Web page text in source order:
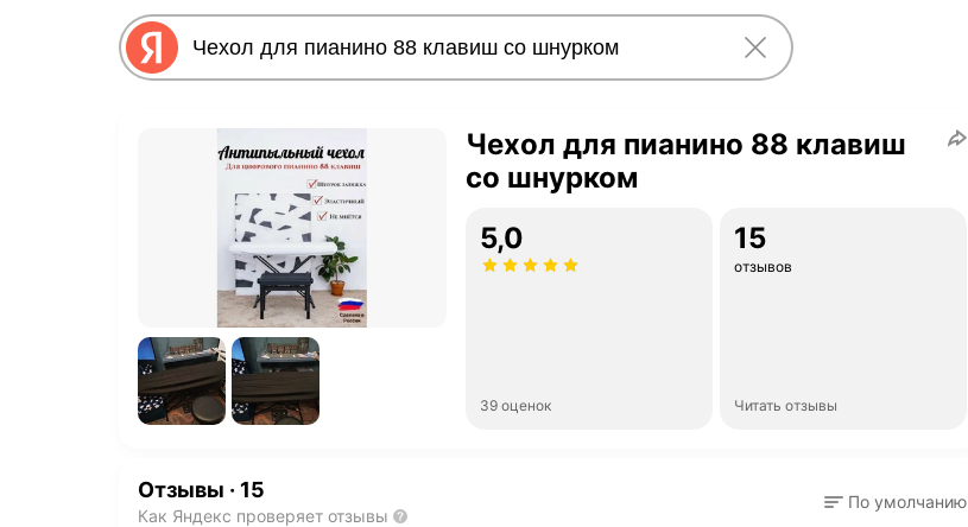
Чехол для пианино 88 клавиш
со шнурком
5,0
39 оценок
15
отзывов
Читать отзывы
Отзывы · 15
Как Яндекс проверяет отзывы
По умолчанию